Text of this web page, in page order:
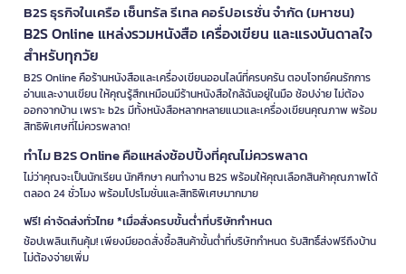
B2S ธุรกิจในเครือ เซ็นทรัล รีเทล คอร์ปอเรชั่น จำกัด (มหาชน)
B2S Online แหล่งรวมหนังสือ เครื่องเขียน และแรงบันดาลใจ
สำหรับทุกวัย
B2S Online คือร้านหนังสือและเครื่องเขียนออนไลน์ที่ครบครัน ตอบโจทย์คนรักการ
อ่านและงานเขียน ให้คุณรู้สึกเหมือนมีร้านหนังสือใกล้ฉันอยู่ในมือ ช้อปง่าย ไม่ต้อง
ออกจากบ้าน เพราะ b2s มีทั้งหนังสือหลากหลายแนวและเครื่องเขียนคุณภาพ พร้อม
สิทธิพิเศษที่ไม่ควรพลาด!
ทำไม B2S Online คือแหล่งช้อปปิ้งที่คุณไม่ควรพลาด
ไม่ว่าคุณจะเป็นนักเรียน นักศึกษา คนทำงาน B2S พร้อมให้คุณเลือกสินค้าคุณภาพได้
ตลอด 24 ชั่วโมง พร้อมโปรโมชั่นและสิทธิพิเศษมากมาย
ฟรี! ค่าจัดส่งทั่วไทย *เมื่อสั่งครบขั้นต่ำที่บริษัทกำหนด
ช้อปเพลินเกินคุ้ม! เพียงมียอดสั่งซื้อสินค้าขั้นต่ำที่บริษัทกำหนด รับสิทธิ์ส่งฟรีถึงบ้าน
ไม่ต้องจ่ายเพิ่ม